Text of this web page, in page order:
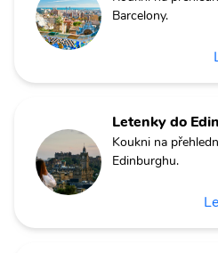
Barcelony.
Letenky do
Koukni na
Edinburghu.